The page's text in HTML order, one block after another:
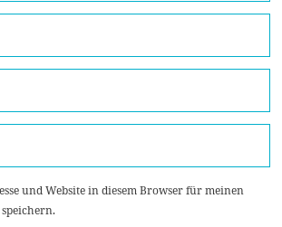
und Website in diesem Browser für meinen